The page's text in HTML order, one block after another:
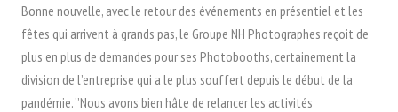
Bonne nouvelle, avec le retour des événements en présentiel et les
fêtes qui arrivent à grands pas, le Groupe NH Photographes reçoit de
plus en plus de demandes pour ses Photobooths, certainement la
division de l’entreprise qui a le plus souffert depuis le début de la
pandémie. ‘’Nous avons bien hâte de relancer les activités